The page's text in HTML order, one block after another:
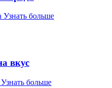
Узнать больше
вкус
Узнать больше